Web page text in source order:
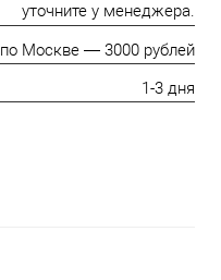
уточните у менеджера.
по Москве — 3000 рублей
1-3 дня